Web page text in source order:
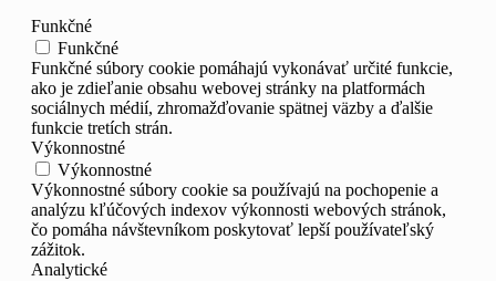
Funkčné
Funkčné
Funkčné súbory cookie pomáhajú vykonávať určité funkcie,
ako je zdieľanie obsahu webovej stránky na platformách
sociálnych médií, zhromažďovanie spätnej väzby a ďalšie
funkcie tretích strán.
Výkonnostné
Výkonnostné
Výkonnostné súbory cookie sa používajú na pochopenie a
analýzu kľúčových indexov výkonnosti webových stránok,
čo pomáha návštevníkom poskytovať lepší používateľský
zážitok.
Analytické